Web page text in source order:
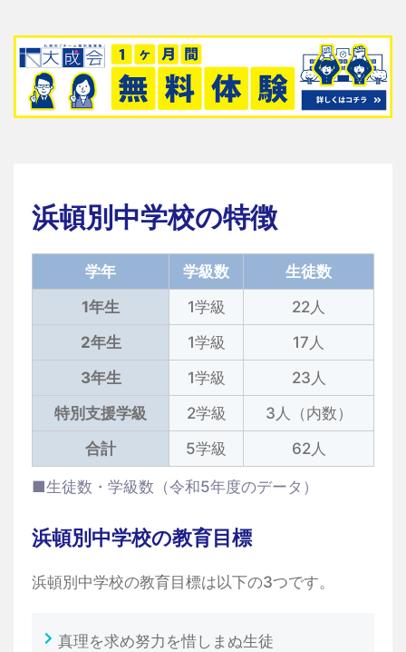
浜頓別中学校の特徴
■生徒数・学級数（令和5年度のデータ）
学年 学級数
生徒数
1年生
1学級
22人
2年生
1学級
17人
3年生
1学級
23人
特別支援学級
2学級
3人（内数）
合計
5学級 62人
浜頓別中学校の教育目標
浜頓別中学校の教育目標は以下の3つです。
真理を求め努力を惜しまぬ生徒